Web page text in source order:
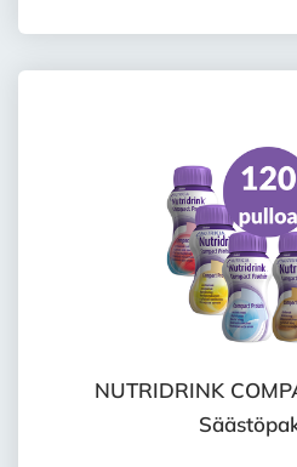
NUTRIDRINK